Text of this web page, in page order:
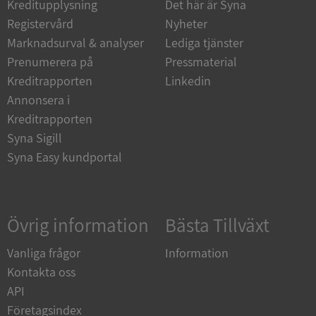
Kreditupplysning
Registervård
Marknadsurval & analyser
Prenumerera på
Kreditrapporten
Annonsera i
Kreditrapporten
Syna Sigill
Syna Easy kundportal
Det här är Syna
Nyheter
Lediga tjänster
Pressmaterial
Linkedin
Övrig information
Vanliga frågor
Kontakta oss
API
Företagsindex
Bästa Tillväxt
Information
Oklassificerade
Strikt nödvändiga kakor tillåter
kärnwebbplatsfunktioner som användarinloggning
och kontohantering. Webbplatsen kan inte
användas ordentligt utan strikt nödvändiga cookies.
Namn
Leverantör
VISITOR_PRIVACY_METADATA